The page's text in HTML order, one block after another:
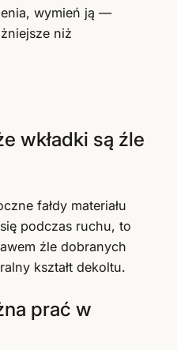
wymień ją —
niż
wkładki są źle
fałdy materiału
podczas ruchu, to
źle dobranych
kształt dekoltu.
prać w